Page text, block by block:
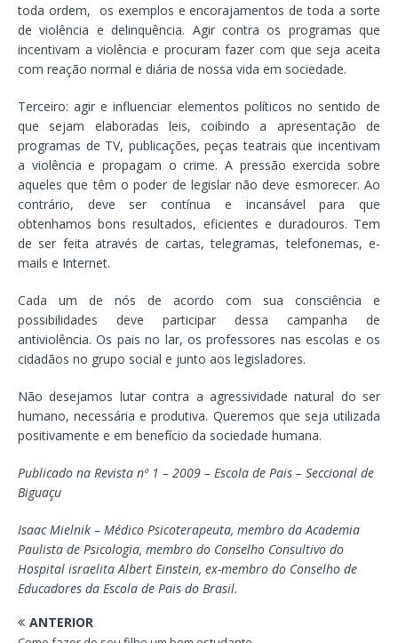
toda ordem, os exemplos e encorajamentos de toda a sorte
de violência e delinquência. Agir contra os programas que
incentivam a violência e procuram fazer com que seja aceita
com reação normal e diária de nossa vida em sociedade.
Terceiro: agir e influenciar elementos políticos no sentido de
que sejam elaboradas leis, coibindo a apresentação de
programas de TV, publicações, peças teatrais que incentivam
a violência e propagam o crime. A pressão exercida sobre
aqueles que têm o poder de legislar não deve esmorecer. Ao
contrário, deve ser contínua e incansável para que
obtenhamos bons resultados, eficientes e duradouros. Tem
de ser feita através de cartas, telegramas, telefonemas, e-
mails e Internet.
Cada um de nós de acordo com sua consciência e
possibilidades deve participar dessa campanha de
antiviolência. Os pais no lar, os professores nas escolas e os
cidadãos no grupo social e junto aos legisladores.
Não desejamos lutar contra a agressividade natural do ser
humano, necessária e produtiva. Queremos que seja utilizada
positivamente e em benefício da sociedade humana.
Publicado na Revista nº 1 – 2009 – Escola de Pais – Seccional de
Biguaçu
Isaac Mielnik – Médico Psicoterapeuta, membro da Academia
Paulista de Psicologia, membro do Conselho Consultivo do
Hospital israelita Albert Einstein, ex-membro do Conselho de
Educadores da Escola de Pais do Brasil.
ANTERIOR